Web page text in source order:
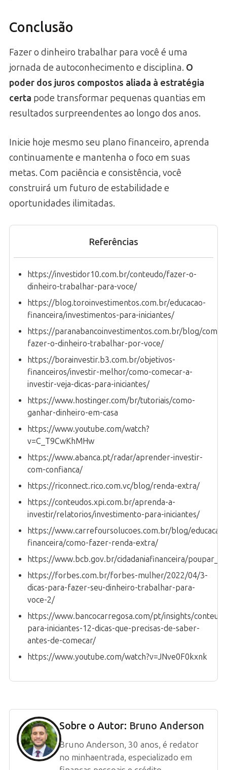
Conclusão
Fazer o dinheiro trabalhar para você é uma
jornada de autoconhecimento e disciplina. O
poder dos juros compostos aliada à estratégia
certa pode transformar pequenas quantias em
resultados surpreendentes ao longo dos anos.
Inicie hoje mesmo seu plano financeiro, aprenda
continuamente e mantenha o foco em suas
metas. Com paciência e consistência, você
construirá um futuro de estabilidade e
oportunidades ilimitadas.
Referências
https://investidor10.com.br/conteudo/fazer-o-
dinheiro-trabalhar-para-voce/
https://blog.toroinvestimentos.com.br/educacao-
financeira/investimentos-para-iniciantes/
https://paranabancoinvestimentos.com.br/blog/como-
fazer-o-dinheiro-trabalhar-por-voce/
https://borainvestir.b3.com.br/objetivos-
financeiros/investir-melhor/como-comecar-a-
investir-veja-dicas-para-iniciantes/
https://www.hostinger.com/br/tutoriais/como-
ganhar-dinheiro-em-casa
https://www.youtube.com/watch?
v=C_T9CwKhMHw
https://www.abanca.pt/radar/aprender-investir-
com-confianca/
https://riconnect.rico.com.vc/blog/renda-extra/
https://conteudos.xpi.com.br/aprenda-a-
investir/relatorios/investimento-para-iniciantes/
https://www.carrefoursolucoes.com.br/blog/educacao-
financeira/como-fazer-renda-extra/
https://www.bcb.gov.br/cidadaniafinanceira/
https://forbes.com.br/forbes-mulher/2022/04/3-
dicas-para-fazer-seu-dinheiro-trabalhar-para-
voce-2/
https://www.bancocarregosa.com/pt/insights/
para-iniciantes-12-dicas-que-precisas-de-saber-
antes-de-comecar/
https://www.youtube.com/watch?v=JNve0F0kxnk
Sobre o Autor: Bruno Anderson
Bruno Anderson, 30 anos, é redator
no minhaentrada, especializado em